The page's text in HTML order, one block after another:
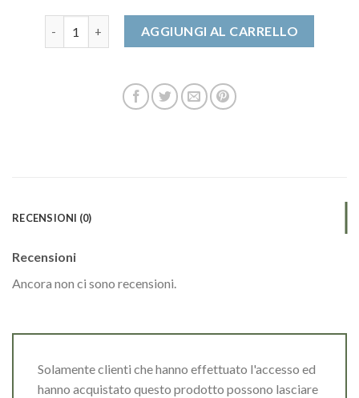
scarpe da trekking donna quantità
AGGIUNGI AL CARRELLO
RECENSIONI (0)
Recensioni
Ancora non ci sono recensioni.
Solamente clienti che hanno effettuato l'accesso ed
hanno acquistato questo prodotto possono lasciare